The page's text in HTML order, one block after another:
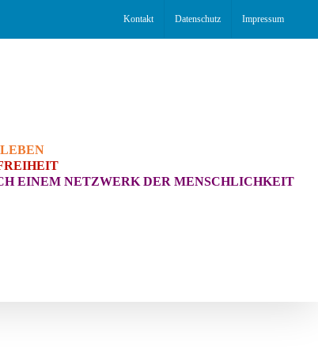
Kontakt Datenschutz Impressum
EINEM NETZWERK DER MENSCHLICHKEIT